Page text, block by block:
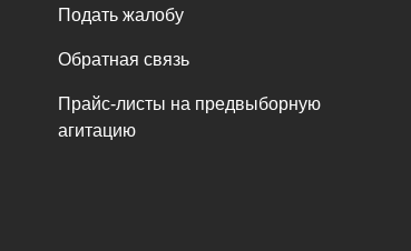
Подать жалобу
Обратная связь
Прайс-листы на предвыборную
агитацию